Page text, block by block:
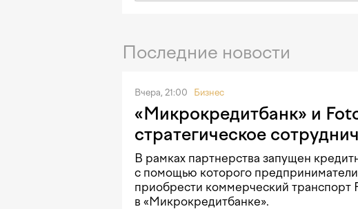
Последние новости
Вчера, 21:00 Бизнес
«Микрокредитбанк» и
стратегическое
В рамках партнерства запущен
с помощью которого
приобрести коммерческий транспорт
в «Микрокредитбанке».